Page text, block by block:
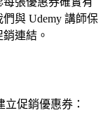
與 Udemy 講師保
連結。
促銷優惠券：